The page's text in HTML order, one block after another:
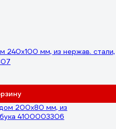
240х100 мм, из нержав. стали,